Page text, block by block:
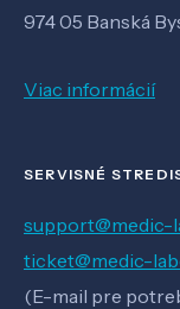
974 05 Banská
Viac informácií
SERVISNÉ
support@medic-
ticket@medic-
(E-mail pre